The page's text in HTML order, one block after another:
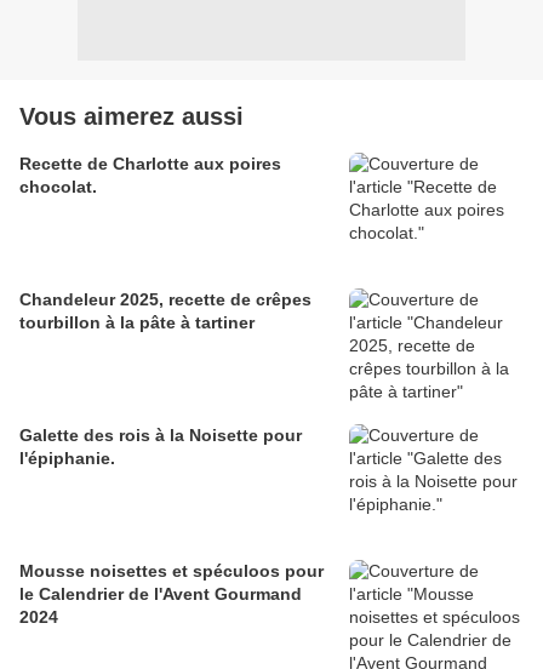
Vous aimerez aussi
Recette de Charlotte aux poires
chocolat.
Chandeleur 2025, recette de crêpes
tourbillon à la pâte à tartiner
Galette des rois à la Noisette pour
l'épiphanie.
Mousse noisettes et spéculoos pour
le Calendrier de l'Avent Gourmand
2024